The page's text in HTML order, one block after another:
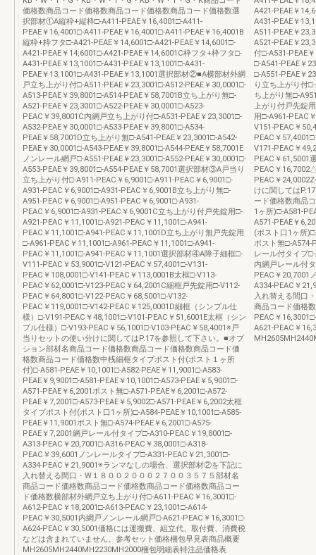
価格数商品コード価格数商品コード価格数商品コード価格数選
択部材①A縦枠+縦枠□-A411-PEAE￥16,4001□-A411-
PEAE￥16,4001□-A411-PEAE￥16,4001□-A411-PEAE￥16,4001B
縦枠+枠フタ□-A421-PEAE￥14,6001□-A421-PEAE￥14,6001□-
A421-PEAE￥14,6001□-A421-PEAE￥14,6001C枠フタ+枠フタ□-
A431-PEAE￥13,1001□-A431-PEAE￥13,1001□-A431-
PEAE￥13,1001□-A431-PEAE￥13,1001選択部材②■A横部材外網
戸立ち上がり付□-A511-PEAE￥23,3001□-A512-PEAE￥30,0001□-
A513-PEAE￥39,8001□-A514-PEAE￥58,7001B立ち上がり無□-
A521-PEAE￥23,3001□-A522-PEAE￥30,0001□-A523-
PEAC￥39,8001C内網戸立ち上がり付□-A531-PEAE￥23,3001□-
A532-PEAE￥30,0001□-A533-PEAE￥39,8001□-A534-
PEAE￥58,7001D立ち上がり無□-A541-PEAE￥23,3001□-A542-
PEAE￥30,0001□-A543-PEAE￥39,8001□-A544-PEAE￥58,7001E
ノンレール網戸□-A551-PEAE￥23,3001□-A552-PEAE￥30,0001□-
A553-PEAE￥39,8001□-A554-PEAE￥58,7001選択部材③A戸当り
立ち上がり付□-A911-PEAC￥6,9001□-A911-PEAC￥6,9001□-
A931-PEAC￥6,9001□-A931-PEAC￥6,9001B立ち上がり無□-
A951-PEAC￥6,9001□-A951-PEAC￥6,9001□-A931-
PEAC￥6,9001□-A931-PEAC￥6,9001C立ち上がり付戸先錠用□-
A921-PEAC￥11,1001□-A921-PEAC￥11,1001□-A941-
PEAC￥11,1001□-A941-PEAC￥11,1001D立ち上がり無戸先錠用
□-A961-PEAC￥11,1001□-A961-PEAC￥11,1001□-A941-
PEAC￥11,1001□-A941-PEAC￥11,1001選択部材④A障子細框□-
V111-PEAC￥53,9001□-V121-PEAC￥57,4001□-V131-
PEAC￥108,0001□-V141-PEAC￥113,0001B太框□-V113-
PEAC￥62,0001□-V123-PEAC￥64,2001C細框戸先錠用□-V112-
PEAC￥64,8001□-V122-PEAC￥68,5001□-V132-
PEAC￥119,0001□-V142-PEAC￥125,0001D細框（シンプル仕
様）□-V191-PEAC￥48,1001□-V101-PEAC￥51,6001E太框（シン
プル仕様）□-V193-PEAC￥56,1001□-V103-PEAC￥58,4001※戸
当りセットの使い分けに関してはP.17を参照して下さい。■オプ
ション部材名商品コード価格数商品コード価格数商品コード価
格数商品コード価格数中桟細框タイプポスト付(ポスト１ヶ所
付)□-A581-PEAE￥10,1001□-A582-PEAE￥11,9001□-A583-
PEAE￥9,9001□-A581-PEAE￥10,1001□-A573-PEAE￥5,9001□-
A571-PEAE￥6,2001ポスト無□-A571-PEAE￥6,2001□-A572-
PEAE￥7,2001□-A573-PEAE￥5,9002□-A571-PEAE￥6,2002太框
タイプポスト付(ポスト口1ヶ所)□-A584-PEAE￥10,1001□-A585-
PEAE￥11,9001ポスト無□-A574-PEAE￥6,2001□-A575-
PEAE￥7,2001網戸レール付タイプ□-A310-PEAC￥19,8001□-
A313-PEAC￥20,7001□-A316-PEAC￥38,0001□-A318-
PEAC￥39,6001ノンレールタイプ□-A331-PEAC￥21,3001□-
A334-PEAC￥21,9001※ランマなしの場合、選択部材②を下記に
入れ替える間口・W１８００２０００２７００３５７５部材名
商品コード価格数商品コード価格数商品コード価格数商品コー
ド価格数横部材外網戸立ち上がり付□-A611-PEAC￥16,3001□-
A612-PEAC￥18,2001□-A613-PEAC￥23,1001□-A614-
PEAC￥30,5001内網戸ノンレール網戸□-A621-PEAC￥16,3001□-
A624-PEAC￥30,5001価格には運搬費、組立代、取付費、消費税
などは含まれていません。参考セット価格梱包早見表商品概要
MH2605MH2440MH2230MH2000梱包明細表特注品価格表
A421-PEAE￥
A431-PEAE￥
A511-PEAE￥
A521-PEAE￥
付□-A531-PEAE
□-A541-PEAE￥
□-A551-PEAE￥
り立ち上がり付
ち上がり無□-
上がり付戸先錠
用□-A961-PEAC
V151-PEAC￥
PEAC￥
V171-PEAC￥
PEAC￥61,5001
PEAC￥
PEAC￥
けに関しては
ード価格数商品
1ヶ所)□-A581-
A571-PEAE￥
(ポスト口1ヶ所
ポスト無□-A574-
レール付タイプ
内網戸レール付
PEAC￥20,7001
A334-PEAC￥
入れ替える間口
商品コード価格
PEAC￥
A621-PEAC￥